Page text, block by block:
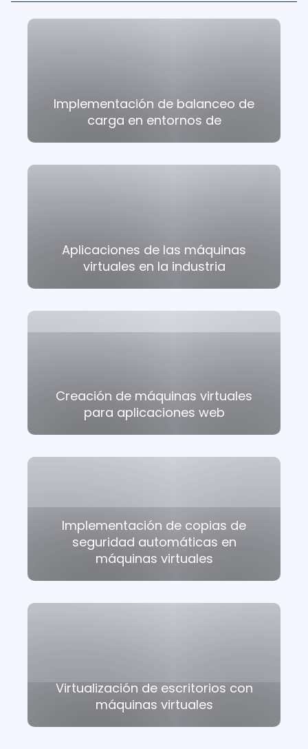
Implementación de balanceo de
carga en entornos de
Aplicaciones de las máquinas
virtuales en la industria
Creación de máquinas virtuales
para aplicaciones web
Implementación de copias de
seguridad automáticas en
máquinas virtuales
Virtualización de escritorios con
máquinas virtuales